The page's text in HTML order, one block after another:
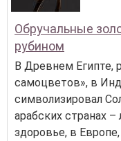
Обручальные
рубином
В Древнем Египте,
самоцветов», в
символизировал
арабских странах
здоровье, в